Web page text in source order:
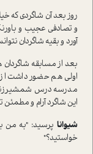
روز بعد آن شاگردی که
و تصادفی عجیب و
آورد و بقیه شاگردان
بعد از مسابقه
اولی هم حضور داشت
مدرسه درس شمشیرزنی
این شاگرد آرام و
شیوانا پرسید: "به من
خواستید؟"